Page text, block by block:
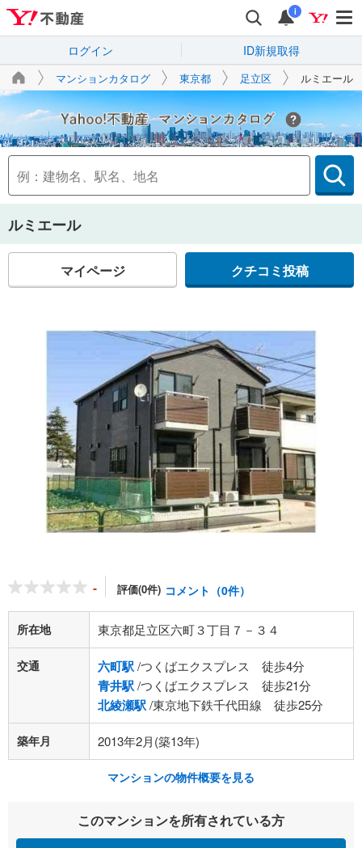
i
ログイン ID新規取得
マンションカタログ 東京都 足立区 ルミエール
Yahoo!不動産
ルミエール
マイページ クチコミ投稿
- 評価(0件) コメント（0件）
所在地 東京都足立区六町３丁目７－３４
交通 六町駅/つくばエクスプレス 徒歩4分
青井駅/つくばエクスプレス 徒歩21分
北綾瀬駅/東京地下鉄千代田線 徒歩25分
築年月 2013年2月(築13年)
マンションの物件概要を見る
このマンションを所有されている方